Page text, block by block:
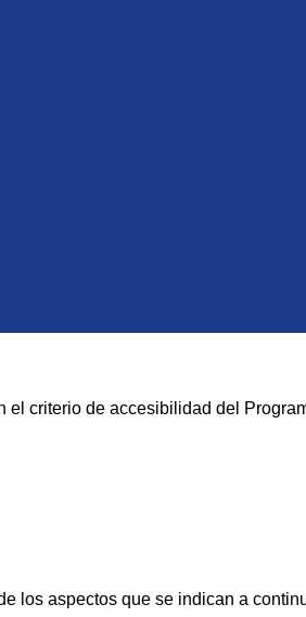
el criterio de accesibilidad del
los aspectos que se indican a